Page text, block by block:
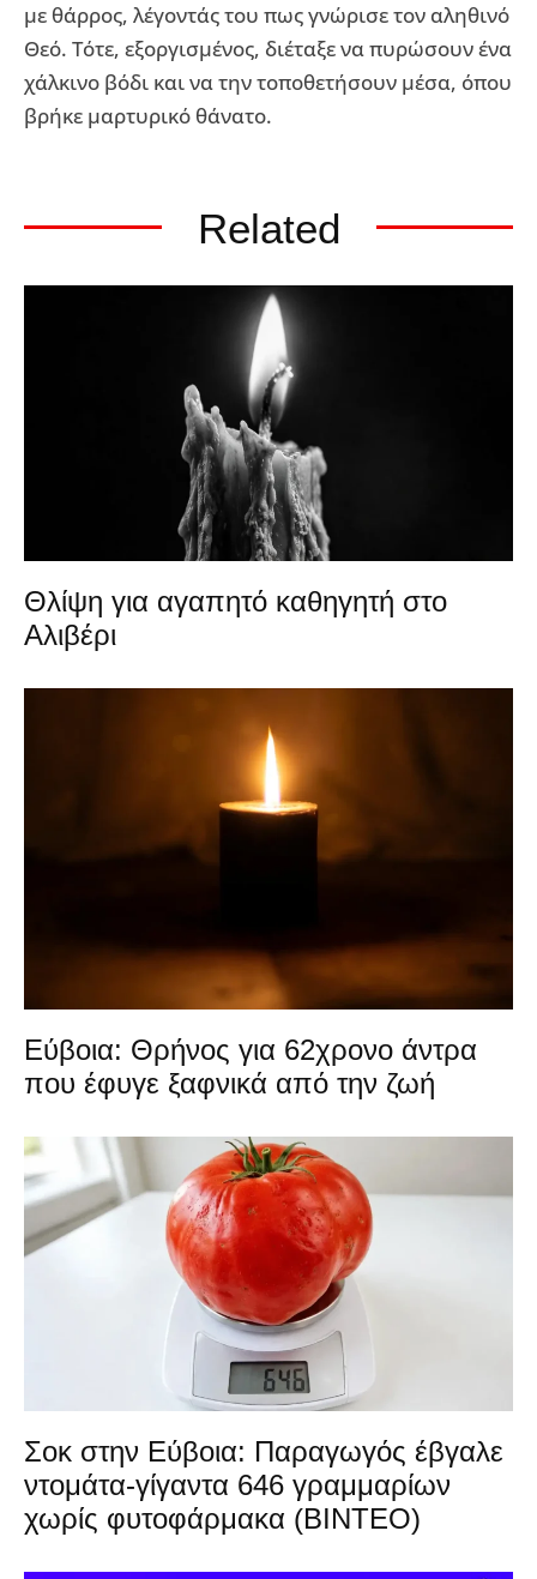
με θάρρος, λέγοντάς του πως γνώρισε τον αληθινό
Θεό. Τότε, εξοργισμένος, διέταξε να πυρώσουν ένα
χάλκινο βόδι και να την τοποθετήσουν μέσα, όπου
βρήκε μαρτυρικό θάνατο.
Related
Θλίψη για αγαπητό καθηγητή στο
Αλιβέρι
Εύβοια: Θρήνος για 62χρονο άντρα
που έφυγε ξαφνικά από την ζωή
Σοκ στην Εύβοια: Παραγωγός έβγαλε
ντομάτα-γίγαντα 646 γραμμαρίων
χωρίς φυτοφάρμακα (ΒΙΝΤΕΟ)